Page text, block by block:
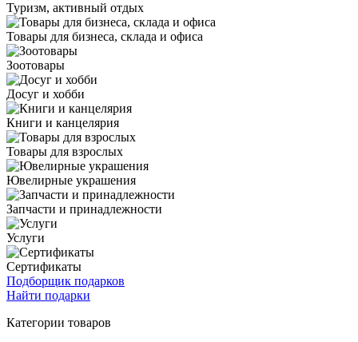
Туризм, активный отдых
Товары для бизнеса, склада и офиса
Зоотовары
Досуг и хобби
Книги и канцелярия
Товары для взрослых
Ювелирные украшения
Запчасти и принадлежности
Услуги
Сертификаты
Подборщик подарков
Найти подарки
Категории товаров